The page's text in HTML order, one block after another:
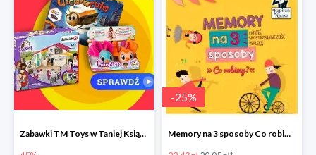
Zabawki TM Toys w Taniej Książce do -45%
-25%
Memory na 3 sposoby Co robimy? Nowa edycja -25%